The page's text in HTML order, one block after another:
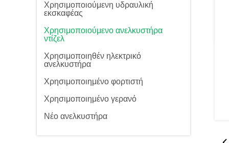
Χρησιμοποιούμενη υδραυλική
εκσκαφέας
Χρησιμοποιούμενο ανελκυστήρα
ντίζελ
Χρησιμοποιηθέν ηλεκτρικό
ανελκυστήρα
Χρησιμοποιημένο φορτιστή
Χρησιμοποιημένο γερανό
Νέο ανελκυστήρα